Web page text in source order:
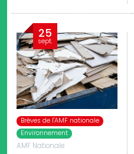
25
sept.
Brèves de l'AMF nationale
Environnement
AMF Nationale